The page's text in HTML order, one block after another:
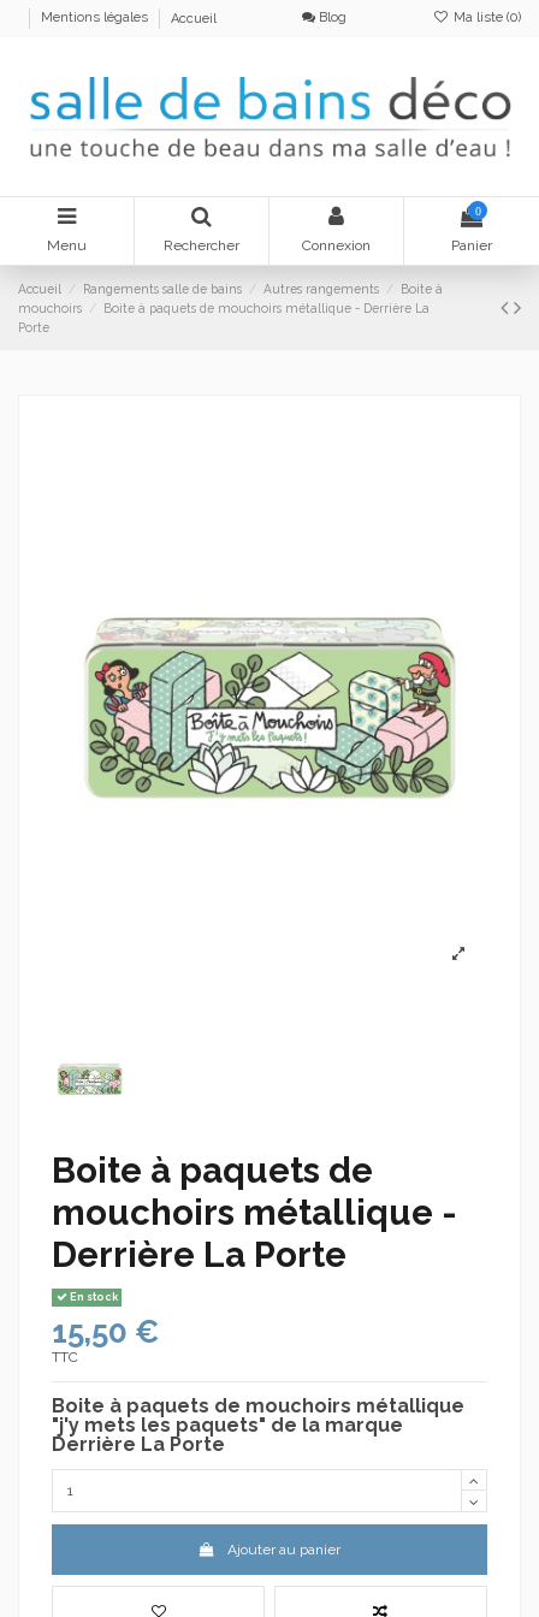
Mentions légales Accueil Blog Ma liste (0)
Menu Rechercher Connexion
0
Panier
Accueil Rangements salle de bains Autres rangements
Boite à
mouchoirs
Boite à paquets de mouchoirs métallique - Derrière La
Porte
Boite à paquets de
mouchoirs métallique -
Derrière La Porte
En stock
15,50 €
TTC
Boite à paquets de mouchoirs métallique
"j'y mets les paquets" de la marque
Derrière La Porte
Ajouter au panier